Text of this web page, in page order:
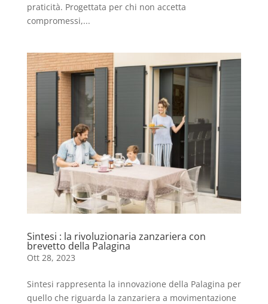
praticità. Progettata per chi non accetta
compromessi,...
Sintesi : la rivoluzionaria zanzariera con
brevetto della Palagina
Ott 28, 2023
Sintesi rappresenta la innovazione della Palagina per
quello che riguarda la zanzariera a movimentazione